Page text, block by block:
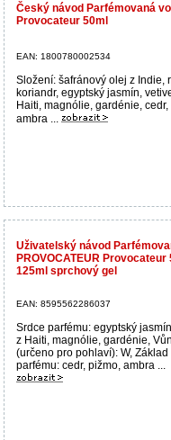
Český návod Parfémovaná
Provocateur 50ml
EAN: 1800780002534
Složení: šafránový olej z Indie,
koriandr, egyptský jasmín,
Haiti, magnólie, gardénie, cedr,
ambra ...
Uživatelský návod
PROVOCATEUR
125ml sprchový gel
EAN: 8595562286037
Srdce parfému: egyptský
z Haiti, magnólie, gardénie,
(určeno pro pohlaví): W, Základ
parfému: cedr, pižmo, ambra ...